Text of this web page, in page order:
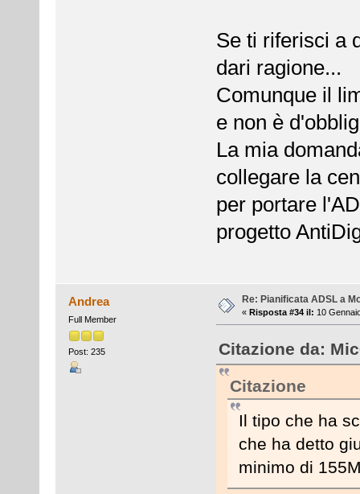
Se ti riferisci a
dari ragione...
Comunque il
e non è
La mia
collegare la
per portare
progetto
Andrea
Full Member
Post: 235
Re: Pianificata ADSL a
« Risposta #34 il: 10
Citazione da:
Citazione
Il tipo che ha
che ha detto
minimo di